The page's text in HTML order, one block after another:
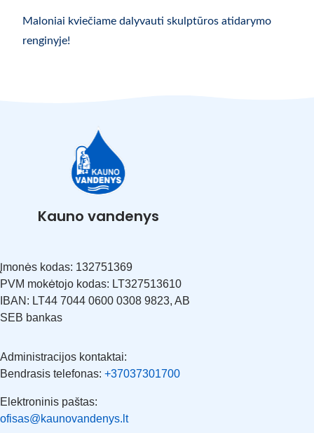
Maloniai kviečiame dalyvauti skulptūros atidarymo
renginyje!
Kauno vandenys
Įmonės kodas: 132751369
PVM mokėtojo kodas: LT327513610
IBAN: LT44 7044 0600 0308 9823, AB
SEB bankas
Administracijos kontaktai:
Bendrasis telefonas: +37037301700
Elektroninis paštas:
ofisas@kaunovandenys.lt